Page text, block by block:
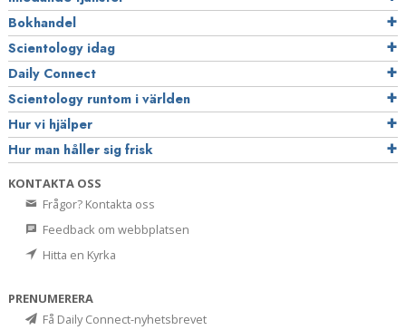
Bokhandel
Scientology idag
Daily Connect
Scientology runtom i världen
Hur vi hjälper
Hur man håller sig frisk
KONTAKTA OSS
Frågor? Kontakta oss
Feedback om webbplatsen
Hitta en Kyrka
PRENUMERERA
Få Daily Connect-nyhetsbrevet